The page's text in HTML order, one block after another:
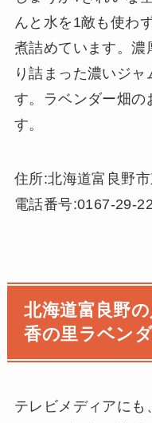
んと水を1敵も使わ
煮詰めています。濃
り詰まった濃いジ
す。ラベンダー畑の
す。
住所:北海道富良野
電話番号:0167-29-
北海道富良野
香の里ラベン
テレビメディアにも